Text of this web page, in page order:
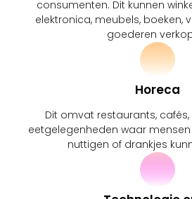
consumenten. Dit kunnen
elektronica, meubels, boeken,
goederen
Horeca
Dit omvat restaurants,
eetgelegenheden waar
nuttigen of drankjes